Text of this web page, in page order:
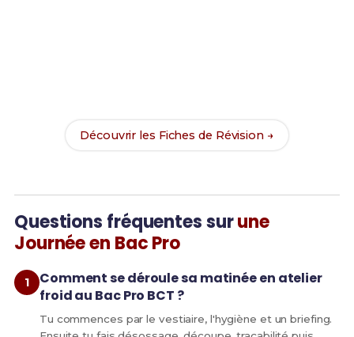
Découvrir les Fiches de Révision →
Questions fréquentes surune
Journée en Bac Pro
Comment se déroule sa matinée en atelier
froid au Bac Pro BCT ?
Tu commences par le vestiaire, l'hygiène et un briefing.